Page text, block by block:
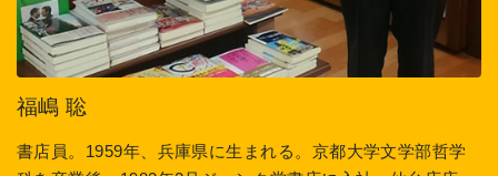
福嶋 聡
書店員。1959年、兵庫県に生まれる。京都大学文学部哲学